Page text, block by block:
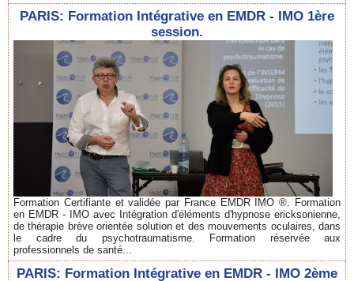
PARIS: Formation Intégrative en EMDR - IMO 1ère
session.
Formation Certifiante et validée par France EMDR IMO ®. Formation
en EMDR - IMO avec Intégration d'éléments d'hypnose ericksonienne,
de thérapie brève orientée solution et des mouvements oculaires, dans
le cadre du psychotraumatisme. Formation réservée aux
professionnels de santé...
PARIS: Formation Intégrative en EMDR - IMO 2ème